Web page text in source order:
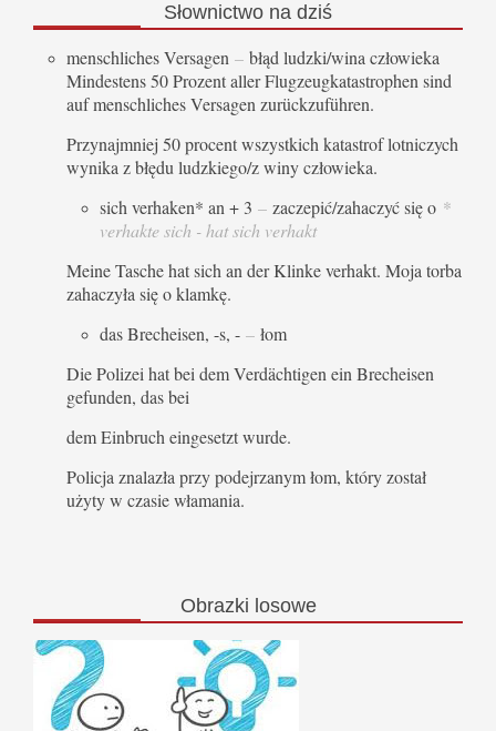
Słownictwo na dziś
menschliches Versagen – błąd ludzki/wina człowieka
Mindestens 50 Prozent aller Flugzeugkatastrophen sind
auf menschliches Versagen zurückzuführen.
Przynajmniej 50 procent wszystkich katastrof lotniczych
wynika z błędu ludzkiego/z winy człowieka.
sich verhaken* an + 3 – zaczepić/zahaczyć się o *
verhakte sich - hat sich verhakt
Meine Tasche hat sich an der Klinke verhakt. Moja torba
zahaczyła się o klamkę.
das Brecheisen, -s, - – łom
Die Polizei hat bei dem Verdächtigen ein Brecheisen
gefunden, das bei
dem Einbruch eingesetzt wurde.
Policja znalazła przy podejrzanym łom, który został
użyty w czasie włamania.
Obrazki losowe